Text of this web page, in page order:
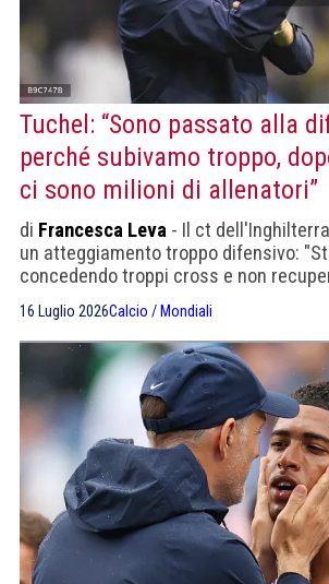
Tuchel: “Sono passato alla
perché subivamo troppo,
ci sono milioni di allenatori”
di Francesca Leva - Il ct
un atteggiamento troppo difensivo:
concedendo troppi cross e non
pallone. Ho cercato di aiutare la
responsabilità ricade sull'allenatore"
16 Luglio 2026Calcio / Mondiali